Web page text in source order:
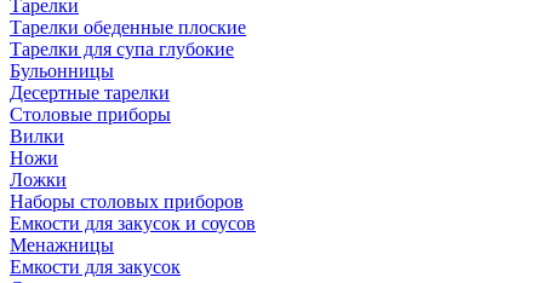
Тарелки
Тарелки обеденные плоские
Тарелки для супа глубокие
Бульонницы
Десертные тарелки
Столовые приборы
Вилки
Ножи
Ложки
Наборы столовых приборов
Емкости для закусок и соусов
Менажницы
Емкости для закусок